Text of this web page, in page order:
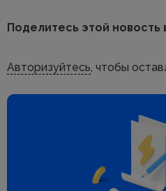
Поделитесь этой новость
Авторизуйтесь, чтобы